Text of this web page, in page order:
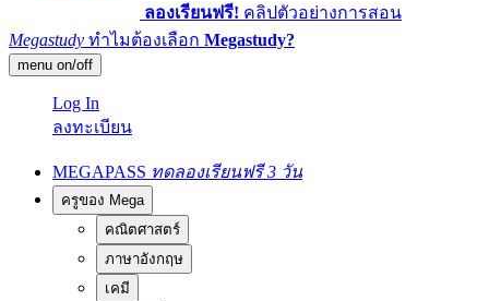
ลองเรียนฟรี! คลิปตัวอย่างการสอน
Megastudy ทำไมต้องเลือก Megastudy?
menu on/off
Log In
ลงทะเบียน
MEGAPASS ทดลองเรียนฟรี 3 วัน
ครูของ Mega
คณิตศาสตร์
ภาษาอังกฤษ
เคมี